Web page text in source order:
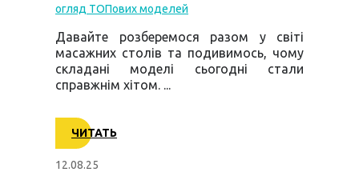
огляд ТОПових моделей
Давайте розберемося разом у світі
масажних столів та подивимось, чому
складані моделі сьогодні стали
справжнім хітом. ...
ЧИТАТЬ
12.08.25